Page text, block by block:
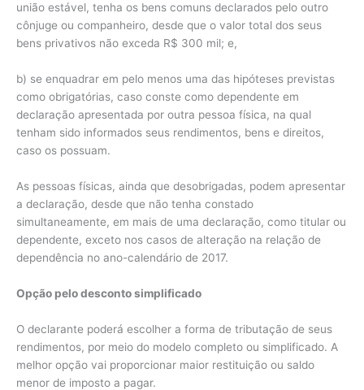
união estável, tenha os bens comuns declarados pelo outro
cônjuge ou companheiro, desde que o valor total dos seus
bens privativos não exceda R$ 300 mil; e,
b) se enquadrar em pelo menos uma das hipóteses previstas
como obrigatórias, caso conste como dependente em
declaração apresentada por outra pessoa física, na qual
tenham sido informados seus rendimentos, bens e direitos,
caso os possuam.
As pessoas físicas, ainda que desobrigadas, podem apresentar
a declaração, desde que não tenha constado
simultaneamente, em mais de uma declaração, como titular ou
dependente, exceto nos casos de alteração na relação de
dependência no ano-calendário de 2017.
Opção pelo desconto simplificado
O declarante poderá escolher a forma de tributação de seus
rendimentos, por meio do modelo completo ou simplificado. A
melhor opção vai proporcionar maior restituição ou saldo
menor de imposto a pagar.